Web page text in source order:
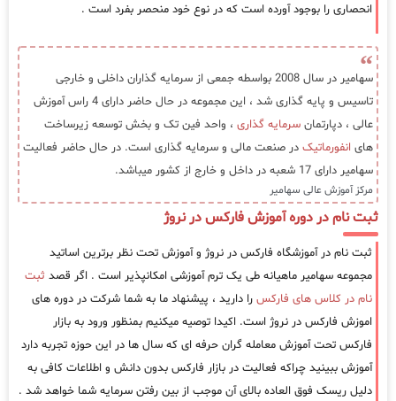
انحصاری را بوجود آورده است که در نوع خود منحصر بفرد است .
سهامیر در سال 2008 بواسطه جمعی از سرمایه گذاران داخلی و خارجی
تاسیس و پایه گذاری شد ، این مجموعه در حال حاضر دارای 4 راس آموزش
عالی ، دپارتمان سرمایه گذاری ، واحد فین تک و بخش توسعه زیرساخت
های انفورماتیک در صنعت مالی و سرمایه گذاری است. در حال حاضر فعالیت
سهامیر دارای 17 شعبه در داخل و خارج از کشور میباشد.
مرکز آموزش عالی سهامیر
ثبت نام در دوره آموزش فارکس در نروژ
ثبت نام در آموزشگاه فارکس در نروژ و آموزش تحت نظر برترین اساتید
مجموعه سهامیر ماهیانه طی یک ترم آموزشی امکانپذیر است . اگر قصد ثبت
نام در کلاس های فارکس را دارید ، پیشنهاد ما به شما شرکت در دوره های
اموزش فارکس در نروژ است. اکیدا توصیه میکنیم بمنظور ورود به بازار
فارکس تحت آموزش معامله گران حرفه ای که سال ها در این حوزه تجربه دارد
آموزش ببینید چراکه فعالیت در بازار فارکس بدون دانش و اطلاعات کافی به
دلیل ریسک فوق العاده بالای آن موجب از بین رفتن سرمایه شما خواهد شد .